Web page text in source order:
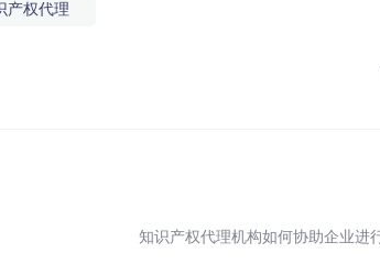
产权代理
知识产权代理机构如何协助企业进